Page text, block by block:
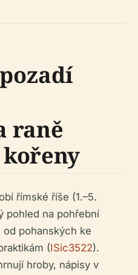
raně
římské říše (1.–5.
pohled na pohřební
pohanských ke
(ISic3522).
hroby, nápisy v